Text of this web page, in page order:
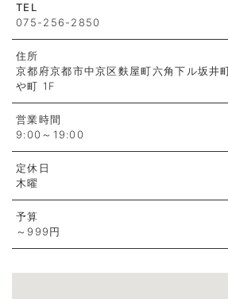
TEL
075-256-2850
住所
京都府京都市中京区麩屋町六角下ル坂井
や町 1F
営業時間
9:00～19:00
定休日
木曜
予算
～999円